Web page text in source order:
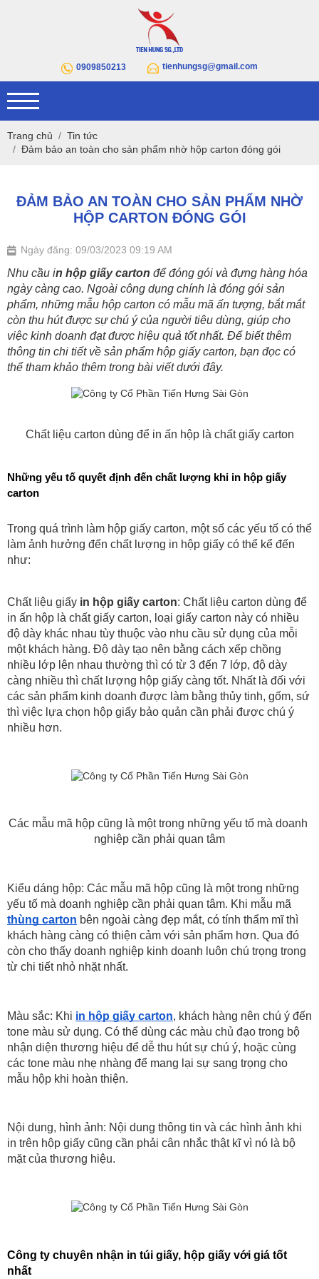
0909850213 tienhungsg@gmail.com
Trang chủ
Tin tức
Đảm bảo an toàn cho sản phẩm nhờ hộp carton đóng gói
ĐẢM BẢO AN TOÀN CHO SẢN PHẨM NHỜ
HỘP CARTON ĐÓNG GÓI
Ngày đăng: 09/03/2023 09:19 AM
Nhu cầu in hộp giấy carton để đóng gói và đựng hàng hóa
ngày càng cao. Ngoài công dụng chính là đóng gói sản
phẩm, những mẫu hộp carton có mẫu mã ấn tượng, bắt mắt
còn thu hút được sự chú ý của người tiêu dùng, giúp cho
việc kinh doanh đạt được hiệu quả tốt nhất. Để biết thêm
thông tin chi tiết về sản phẩm hộp giấy carton, bạn đọc có
thể tham khảo thêm trong bài viết dưới đây.
Chất liệu carton dùng để in ấn hộp là chất giấy carton
Những yếu tố quyết định đến chất lượng khi in hộp giấy
carton
Trong quá trình làm hộp giấy carton, một số các yếu tố có thể
làm ảnh hưởng đến chất lượng in hộp giấy có thể kể đến
như:
Chất liệu giấy in hộp giấy carton: Chất liệu carton dùng để
in ấn hộp là chất giấy carton, loại giấy carton này có nhiều
độ dày khác nhau tùy thuộc vào nhu cầu sử dụng của mỗi
một khách hàng. Độ dày tạo nên bằng cách xếp chồng
nhiều lớp lên nhau thường thì có từ 3 đến 7 lớp, độ dày
càng nhiều thì chất lượng hộp giấy càng tốt. Nhất là đối với
các sản phẩm kinh doanh được làm bằng thủy tinh, gốm, sứ
thì việc lựa chọn hộp giấy bảo quản cần phải được chú ý
nhiều hơn.
Các mẫu mã hộp cũng là một trong những yếu tố mà doanh
nghiệp cần phải quan tâm
Kiểu dáng hộp: Các mẫu mã hộp cũng là một trong những
thùng carton bên ngoài càng đẹp mắt, có tính thẩm mĩ thì
khách hàng càng có thiện cảm với sản phẩm hơn. Qua đó
còn cho thấy doanh nghiệp kinh doanh luôn chú trọng trong
từ chi tiết nhỏ nhặt nhất.
Màu sắc: Khi in hộp giấy carton, khách hàng nên chú ý đến
tone màu sử dụng. Có thể dùng các màu chủ đạo trong bộ
nhận diện thương hiệu để dễ thu hút sự chú ý, hoặc cùng
các tone màu nhẹ nhàng để mang lại sự sang trọng cho
mẫu hộp khi hoàn thiện.
Nội dung, hình ảnh: Nội dung thông tin và các hình ảnh khi
in trên hộp giấy cũng cần phải cân nhắc thật kĩ vì nó là bộ
mặt của thương hiệu.
Công ty chuyên nhận in túi giấy, hộp giấy với giá tốt
nhất